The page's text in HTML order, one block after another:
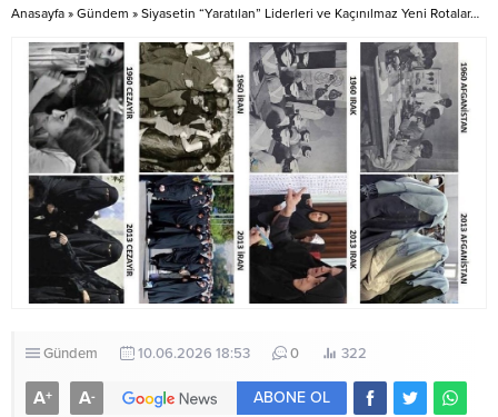
Bakanımız Sn.Mehmet...
Anasayfa » Gündem » ​Siyasetin “Yaratılan” Liderleri ve Kaçınılmaz Yeni Rotalar…
Gündem 10.06.2026 18:53 0 322
A+ A- ABONE OL